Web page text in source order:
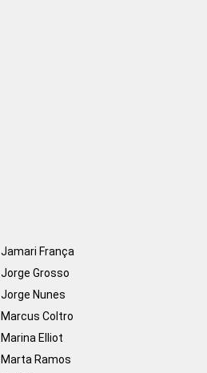
Jamari França
Jorge Grosso
Jorge Nunes
Marcus Coltro
Marina Elliot
Marta Ramos